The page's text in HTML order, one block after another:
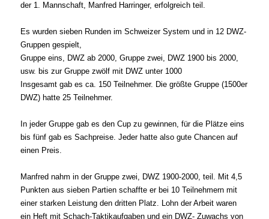
der 1. Mannschaft, Manfred Harringer, erfolgreich teil.
Es wurden sieben Runden im Schweizer System und in 12 DWZ-
Gruppen gespielt,
Gruppe eins, DWZ ab 2000, Gruppe zwei, DWZ 1900 bis 2000,
usw. bis zur Gruppe zwölf mit DWZ unter 1000
Insgesamt gab es ca. 150 Teilnehmer. Die größte Gruppe (1500er
DWZ) hatte 25 Teilnehmer.
In jeder Gruppe gab es den Cup zu gewinnen, für die Plätze eins
bis fünf gab es Sachpreise. Jeder hatte also gute Chancen auf
einen Preis.
Manfred nahm in der Gruppe zwei, DWZ 1900-2000, teil. Mit 4,5
Punkten aus sieben Partien schaffte er bei 10 Teilnehmern mit
einer starken Leistung den dritten Platz. Lohn der Arbeit waren
ein Heft mit Schach-Taktikaufgaben und ein DWZ- Zuwachs von